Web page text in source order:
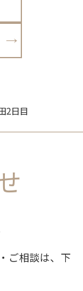
2日目
ご相談は、下